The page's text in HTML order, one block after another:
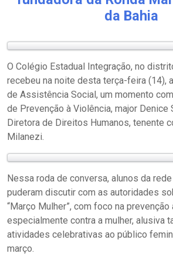
da Bahia
O Colégio Estadual Integração, no
recebeu na noite desta terça-feira (14),
de Assistência Social, um momento
de Prevenção à Violência, major Denice
Diretora de Direitos Humanos, tenente
Milanezi.
Nessa roda de conversa, alunos da
puderam discutir com as autoridades
“Março Mulher”, com foco na prevenção
especialmente contra a mulher, alusiva
atividades celebrativas ao público
março.